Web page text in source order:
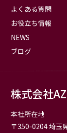
よくある質問
お役立ち情報
NEWS
ブログ
株式会社
本社所在地
〒350-0204 埼玉